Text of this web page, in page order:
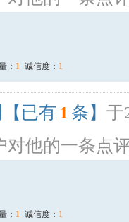
： 1 诚信度： 1
【已有 1 条】 于
对他的一条点
： 1 诚信度： 1